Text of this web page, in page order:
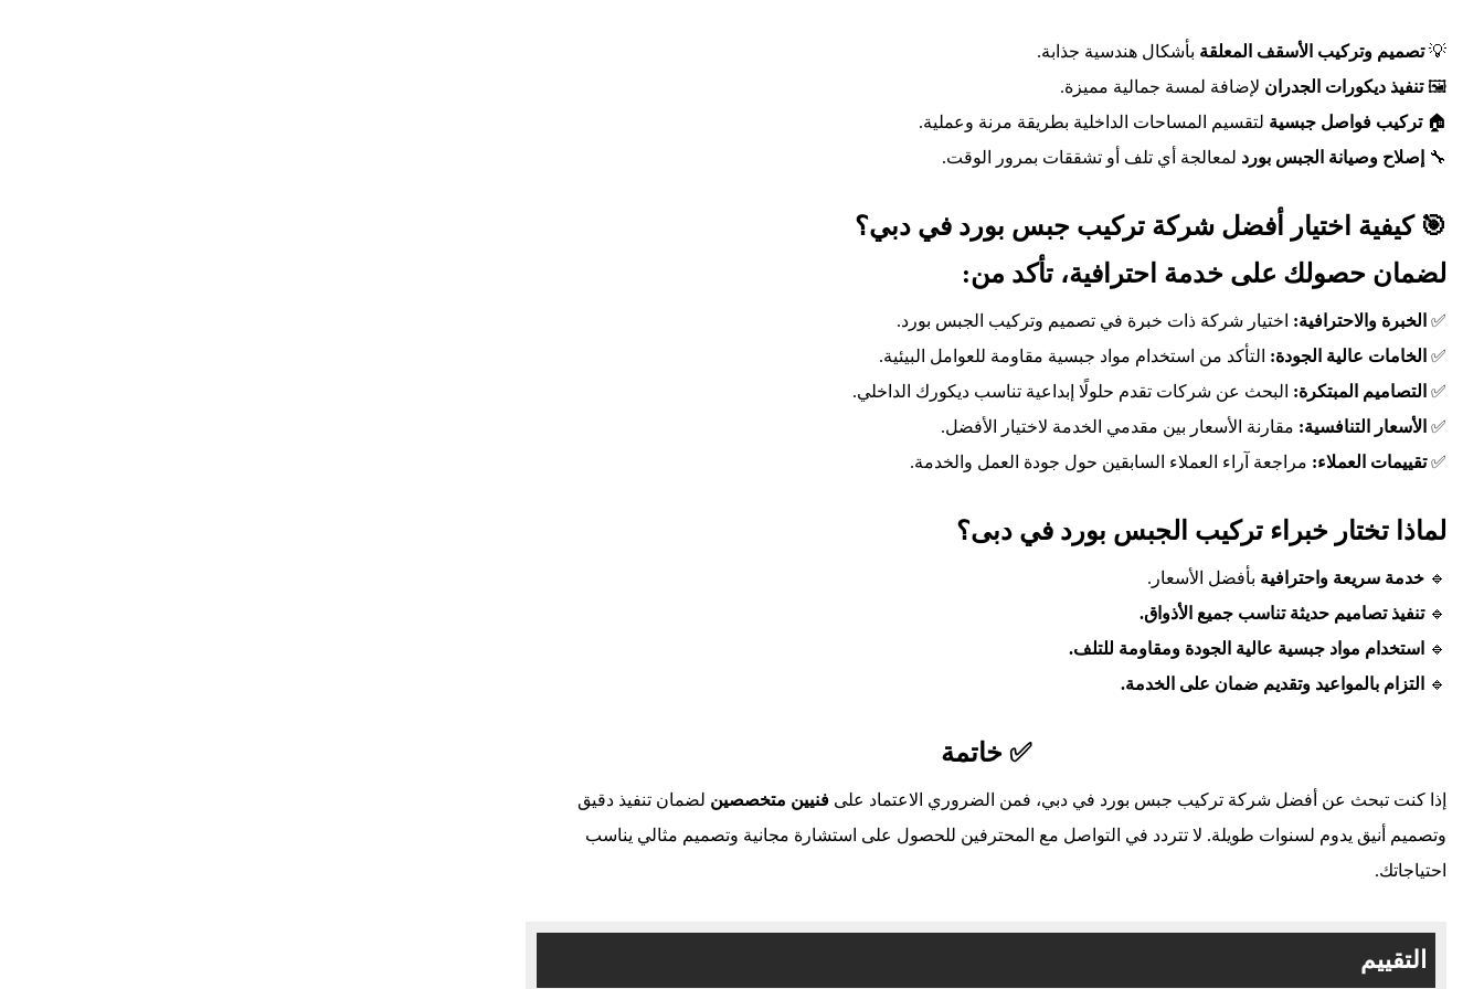
💡تصميم وتركيب الأسقف المعلقة بأشكال هندسية جذابة.
🖼تنفيذ ديكورات الجدران لإضافة لمسة جمالية مميزة.
🏠تركيب فواصل جبسية لتقسيم المساحات الداخلية بطريقة مرنة وعملية.
🔧
إصلاح وصيانة الجبس بورد لمعالجة أي تلف أو تشققات بمرور الوقت.
🎯 كيفية اختيار أفضل شركة تركيب جبس بورد في دبي؟
لضمان حصولك على خدمة احترافية، تأكد من:
✅ الخبرة والاحترافية: اختيار شركة ذات خبرة في تصميم وتركيب الجبس بورد.
✅ الخامات عالية الجودة: التأكد من استخدام مواد جبسية مقاومة للعوامل البيئية.
✅ التصاميم المبتكرة: البحث عن شركات تقدم حلولًا إبداعية تناسب ديكورك الداخلي.
✅ الأسعار التنافسية: مقارنة الأسعار بين مقدمي الخدمة لاختيار الأفضل.
✅تقييمات العملاء: مراجعة آراء العملاء السابقين حول جودة العمل والخدمة.
لماذا تختار خبراء تركيب الجبس بورد في دبى؟
🔹 خدمة سريعة واحترافية بأفضل الأسعار.
🔹تنفيذ تصاميم حديثة تناسب جميع الأذواق.
🔹
استخدام مواد جبسية عالية الجودة ومقاومة للتلف.
🔹
التزام بالمواعيد وتقديم ضمان على الخدمة.
✅ خاتمة
إذا كنت تبحث عن أفضل شركة تركيب جبس بورد في دبي، فمن الضروري الاعتماد على فنيين متخصصين لضمان تنفيذ دقيق
وتصميم أنيق يدوم لسنوات طويلة. لا تتردد في التواصل مع المحترفين للحصول على استشارة مجانية وتصميم مثالي يناسب
احتياجاتك.
التقييم